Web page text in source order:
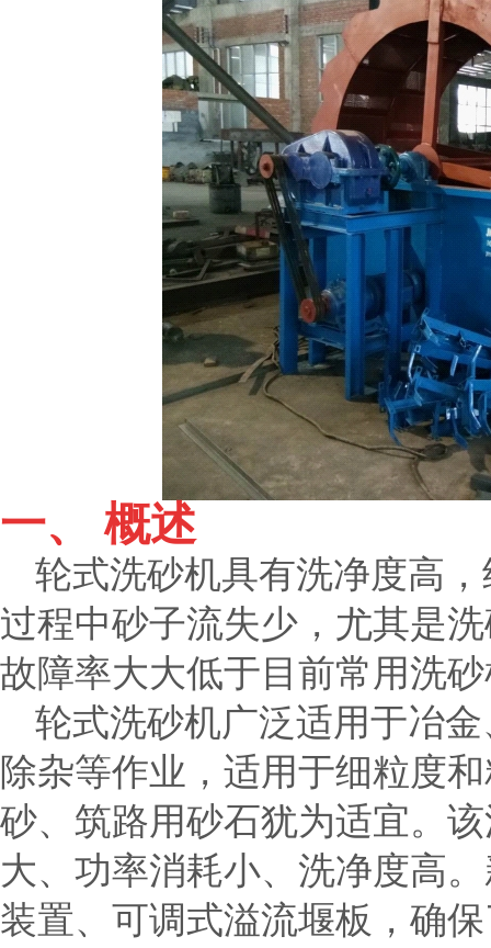
一、 概述
轮式洗砂机具有洗净度高
过程中砂子流失少，尤其是
故障率大大低于目前常用洗
轮式洗砂机广泛适用于冶
除杂等作业，适用于细粒度
砂、筑路用砂石犹为适宜。
大、功率消耗小、洗净度高
装置、可调式溢流堰板，确